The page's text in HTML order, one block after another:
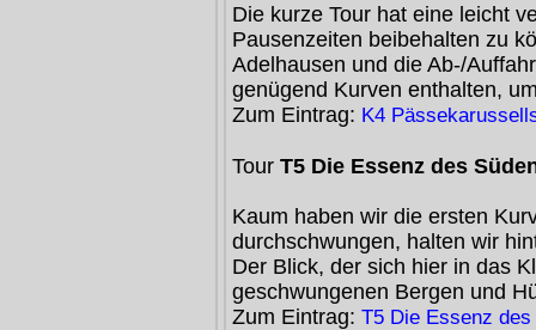
Die kurze Tour hat eine leicht
Pausenzeiten beibehalten zu
Adelhausen und die Ab-/
genügend Kurven enthalten,
Zum Eintrag: K4
Tour T5 Die Essenz des
Kaum haben wir die ersten
durchschwungen, halten wir
Der Blick, der sich hier in das
geschwungenen Bergen und
Zum Eintrag: T5 Die Essenz des